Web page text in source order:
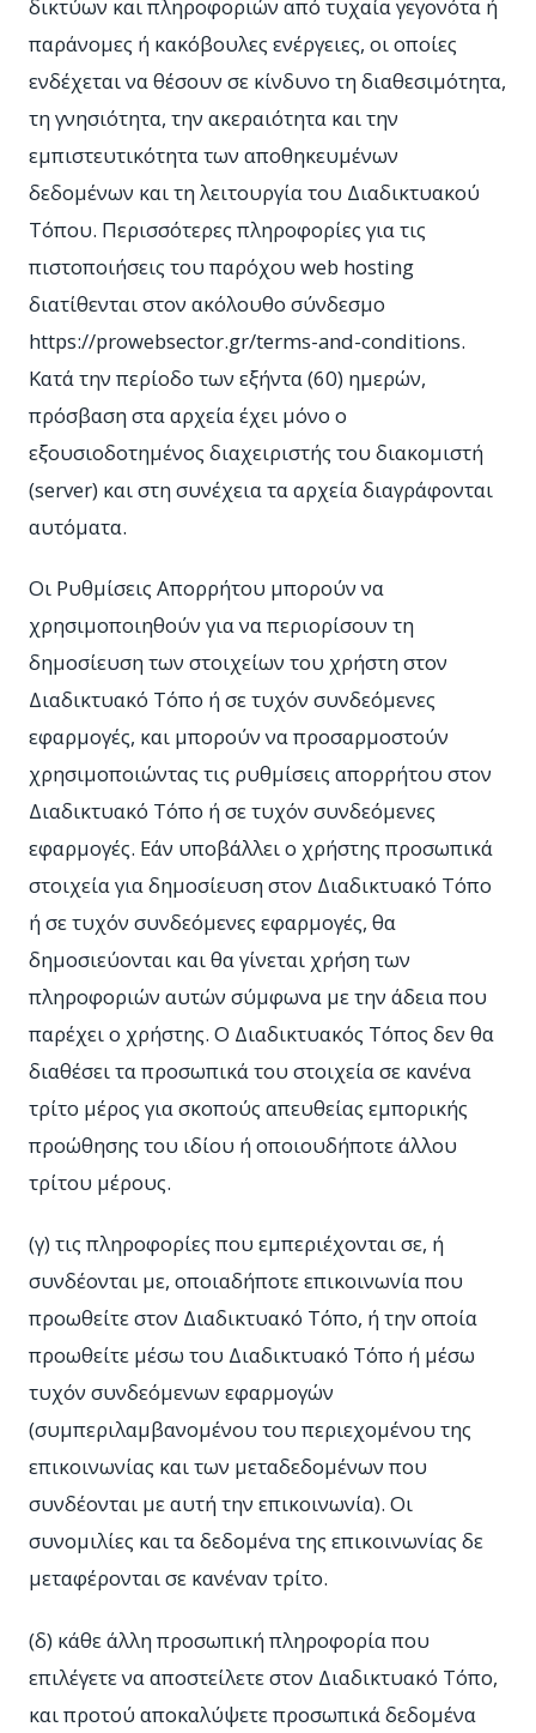
δικτύων και πληροφοριών από τυχαία γεγονότα ή
παράνομες ή κακόβουλες ενέργειες, οι οποίες
ενδέχεται να θέσουν σε κίνδυνο τη διαθεσιμότητα,
τη γνησιότητα, την ακεραιότητα και την
εμπιστευτικότητα των αποθηκευμένων
δεδομένων και τη λειτουργία του Διαδικτυακού
Τόπου. Περισσότερες πληροφορίες για τις
πιστοποιήσεις του παρόχου web hosting
διατίθενται στον ακόλουθο σύνδεσμο
https://prowebsector.gr/terms-and-conditions.
Κατά την περίοδο των εξήντα (60) ημερών,
πρόσβαση στα αρχεία έχει μόνο ο
εξουσιοδοτημένος διαχειριστής του διακομιστή
(server) και στη συνέχεια τα αρχεία διαγράφονται
αυτόματα.
Οι Ρυθμίσεις Απορρήτου μπορούν να
χρησιμοποιηθούν για να περιορίσουν τη
δημοσίευση των στοιχείων του χρήστη στον
Διαδικτυακό Τόπο ή σε τυχόν συνδεόμενες
εφαρμογές, και μπορούν να προσαρμοστούν
χρησιμοποιώντας τις ρυθμίσεις απορρήτου στον
Διαδικτυακό Τόπο ή σε τυχόν συνδεόμενες
εφαρμογές. Εάν υποβάλλει ο χρήστης προσωπικά
στοιχεία για δημοσίευση στον Διαδικτυακό Τόπο
ή σε τυχόν συνδεόμενες εφαρμογές, θα
δημοσιεύονται και θα γίνεται χρήση των
πληροφοριών αυτών σύμφωνα με την άδεια που
παρέχει ο χρήστης. Ο Διαδικτυακός Τόπος δεν θα
διαθέσει τα προσωπικά του στοιχεία σε κανένα
τρίτο μέρος για σκοπούς απευθείας εμπορικής
προώθησης του ιδίου ή οποιουδήποτε άλλου
τρίτου μέρους.
(γ) τις πληροφορίες που εμπεριέχονται σε, ή
συνδέονται με, οποιαδήποτε επικοινωνία που
προωθείτε στον Διαδικτυακό Τόπο, ή την οποία
προωθείτε μέσω του Διαδικτυακό Τόπο ή μέσω
τυχόν συνδεόμενων εφαρμογών
(συμπεριλαμβανομένου του περιεχομένου της
επικοινωνίας και των μεταδεδομένων που
συνδέονται με αυτή την επικοινωνία). Οι
συνομιλίες και τα δεδομένα της επικοινωνίας δε
μεταφέρονται σε κανέναν τρίτο.
(δ) κάθε άλλη προσωπική πληροφορία που
επιλέγετε να αποστείλετε στον Διαδικτυακό Τόπο,
και προτού αποκαλύψετε προσωπικά δεδομένα